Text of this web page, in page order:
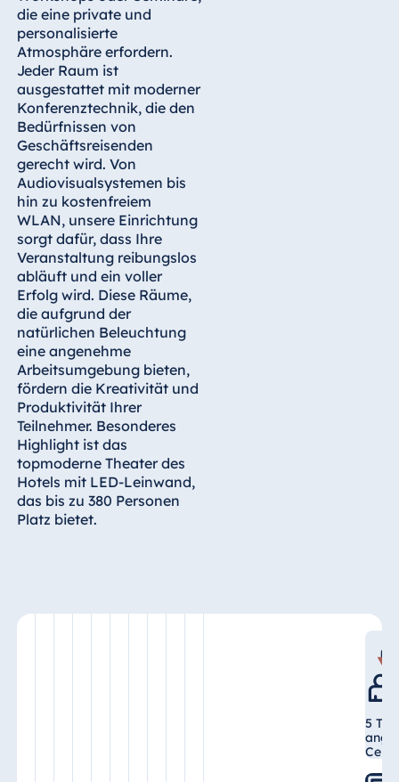
Hotel Amelia
China
Hotel Taicang
Garden
Hotel &
Conference
Center Taicang
Italien
Resort Calabria
Malta
Antonine Hotel &
Spa Malta
die eine private und
personalisierte
Atmosphäre erfordern.
Jeder Raum ist
ausgestattet mit moderner
Konferenztechnik, die den
Bedürfnissen von
Geschäftsreisenden
gerecht wird. Von
Audiovisualsystemen bis
hin zu kostenfreiem
WLAN, unsere Einrichtung
sorgt dafür, dass Ihre
Veranstaltung reibungslos
abläuft und ein voller
Erfolg wird. Diese Räume,
die aufgrund der
natürlichen Beleuchtung
eine angenehme
Arbeitsumgebung bieten,
fördern die Kreativität und
Produktivität Ihrer
Teilnehmer. Besonderes
Highlight ist das
topmoderne Theater des
Hotels mit LED-Leinwand,
das bis zu 380 Personen
Platz bietet.
5